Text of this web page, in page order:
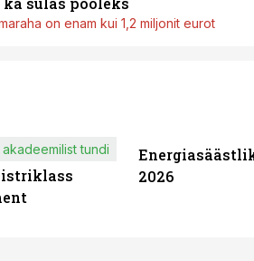
on enam kui 1,2 miljonit eurot
tundi
2026